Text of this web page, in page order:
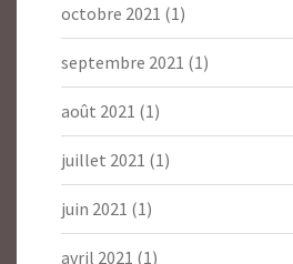
octobre 2021 (1)
septembre 2021 (1)
août 2021 (1)
juillet 2021 (1)
juin 2021 (1)
avril 2021 (1)